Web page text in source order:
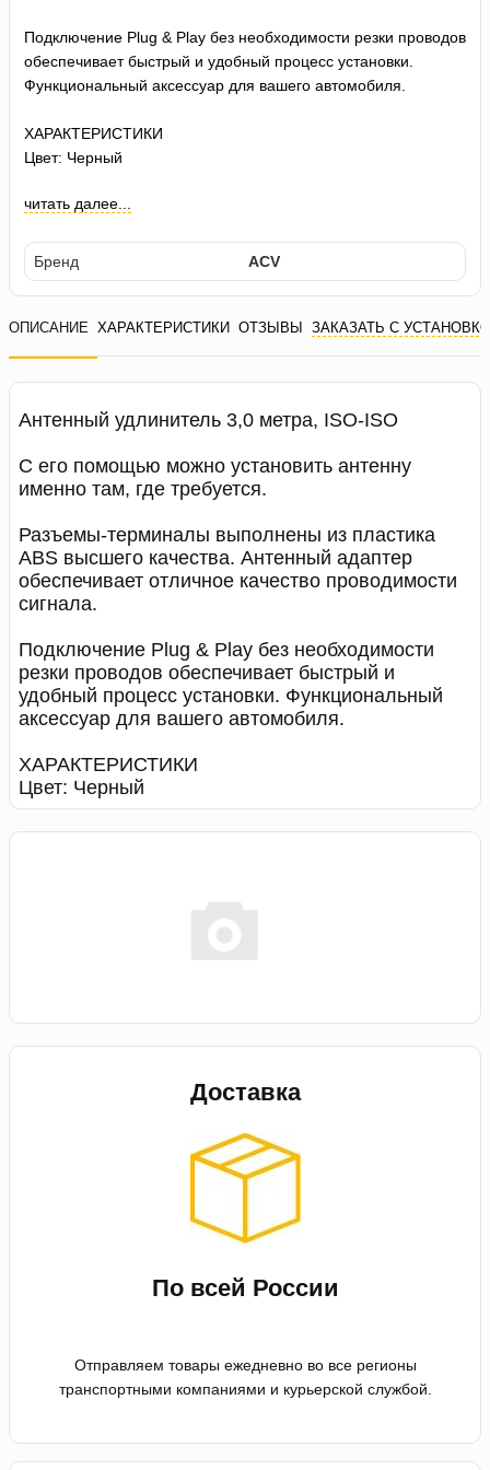
Подключение Plug & Play без необходимости резки проводов
обеспечивает быстрый и удобный процесс установки.
Функциональный аксессуар для вашего автомобиля.
ХАРАКТЕРИСТИКИ
Цвет: Черный
читать далее...
Бренд ACV
ОПИСАНИЕ ХАРАКТЕРИСТИКИ ОТЗЫВЫ ЗАКАЗАТЬ С
Антенный удлинитель 3,0 метра, ISO-ISO
С его помощью можно установить антенну
именно там, где требуется.
Разъемы-терминалы выполнены из пластика
ABS высшего качества. Антенный адаптер
обеспечивает отличное качество проводимости
сигнала.
Подключение Plug & Play без необходимости
резки проводов обеспечивает быстрый и
удобный процесс установки. Функциональный
аксессуар для вашего автомобиля.
ХАРАКТЕРИСТИКИ
Цвет: Черный
Доставка
По всей России
Отправляем товары ежедневно во все регионы
транспортными компаниями и курьерской службой.